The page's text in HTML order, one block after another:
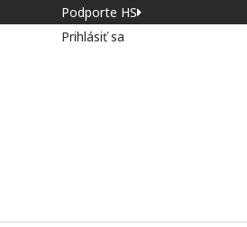
Podporte HS
Prihlásiť sa